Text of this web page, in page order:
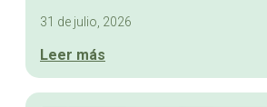
31 de julio, 2026
Leer más